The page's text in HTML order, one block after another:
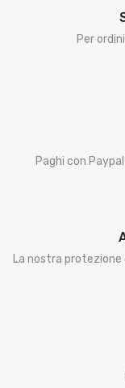
Per
Paghi con
La nostra